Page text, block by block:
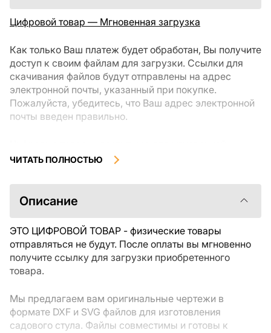
Цифровой товар — Мгновенная загрузка
Как только Ваш платеж будет обработан, Вы получите
доступ к своим файлам для загрузки. Ссылки для
скачивания файлов будут отправлены на адрес
электронной почты, указанный при покупке.
Пожалуйста, убедитесь, что Ваш адрес электронной
почты введен правильно.
загрузки, не подлежат возврату или обмену после их
ознакомиться с описанием товара и задать все
интересующие Вас вопросы перед покупкой. Если у
свяжитесь с продавцом напрямую.
ЧИТАТЬ ПОЛНОСТЬЮ
Описание
ЭТО ЦИФРОВОЙ ТОВАР - физические товары
отправляться не будут. После оплаты вы мгновенно
получите ссылку для загрузки приобретенного
товара.
Мы предлагаем вам оригинальные чертежи в
формате DXF и SVG файлов для изготовления
садового стула. Файлы совместимы и готовы к